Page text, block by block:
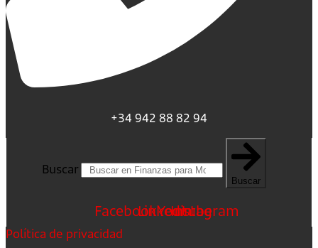
+34 942 88 82 94
Buscar
Buscar
FacebookLinkedin
Youtube
Instagram
Política de privacidad